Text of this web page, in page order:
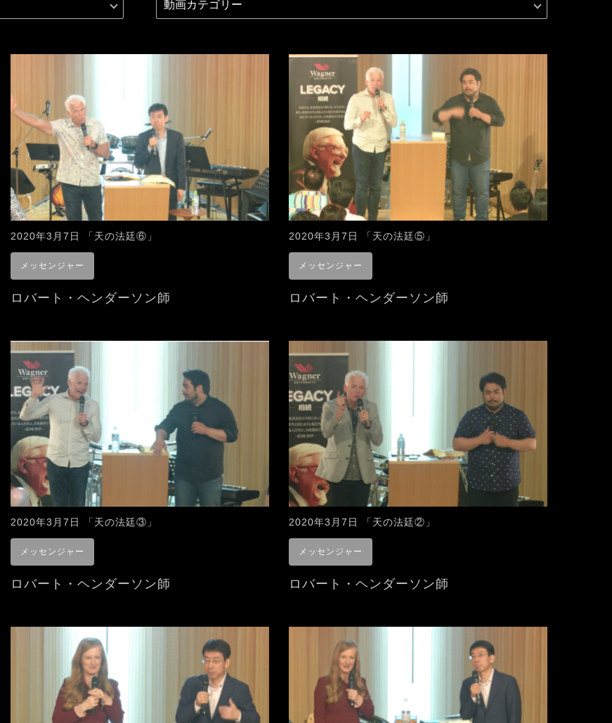
2020年3月7日 「天の法廷⑥」
メッセンジャー
ロバート・ヘンダーソン師
2020年3月7日 「天の法廷⑤」
メッセンジャー
ロバート・ヘンダーソン師
2020年3月7日 「天の法廷③」
メッセンジャー
ロバート・ヘンダーソン師
2020年3月7日 「天の法廷②」
メッセンジャー
ロバート・ヘンダーソン師